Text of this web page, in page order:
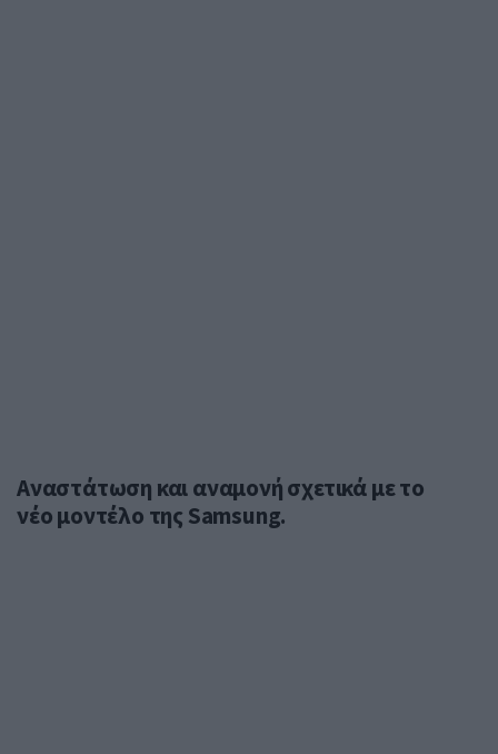
Αναστάτωση και αναμονή σχετικά με το
νέο μοντέλο της Samsung.